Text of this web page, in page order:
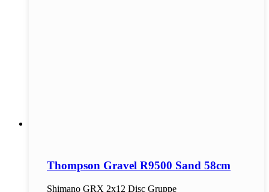
Thompson Gravel R9500 Sand 58cm
Shimano GRX 2x12 Disc Gruppe